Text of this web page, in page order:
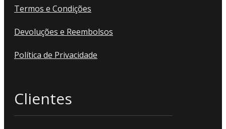
Termos e Condições
Devoluções e Reembolsos
Política de Privacidade
Clientes